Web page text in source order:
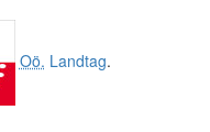
Oö. Landtag.